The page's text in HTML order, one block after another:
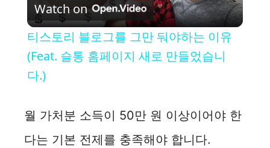
l
a
V
Watch on
티스토리 블로그를 그만 둬야하는 이유
(Feat. 슬통 홈페이지 새로 만들었습니
다.)
월 가처분 소득이 50만 원 이상이어야 한
다는 기본 전제를 충족해야 합니다.